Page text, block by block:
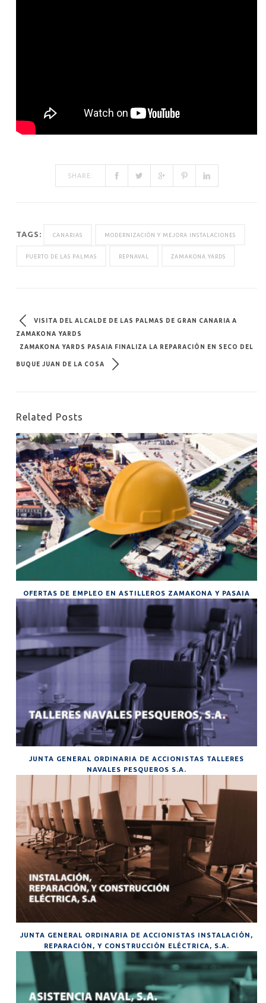
SHARE:
TAGS: CANARIAS MODERNIZACIÓN Y MEJORA INSTALACIONES
PUERTO DE LAS PALMAS REPNAVAL ZAMAKONA YARDS
VISITA DEL ALCALDE DE LAS PALMAS DE GRAN CANARIA A
ZAMAKONA YARDS
ZAMAKONA YARDS PASAIA FINALIZA LA REPARACIÓN EN SECO DEL
BUQUE JUAN DE LA COSA
Related Posts
OFERTAS DE EMPLEO EN ASTILLEROS ZAMAKONA Y PASAIA
JUNTA GENERAL ORDINARIA DE ACCIONISTAS TALLERES
NAVALES PESQUEROS S.A.
JUNTA GENERAL ORDINARIA DE ACCIONISTAS INSTALACIÓN,
REPARACIÓN, Y CONSTRUCCIÓN ELÉCTRICA, S.A.